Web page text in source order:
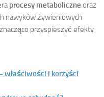
procesy metaboliczne oraz
nawyków żywieniowych
przyspieszyć efekty
właściwości i korzyści